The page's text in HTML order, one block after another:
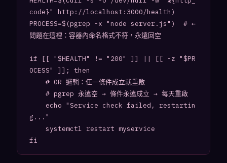
code}" http://localhost:3000/health)
PROCESS=$(pgrep -x "node server.js")  # ←
問題在這裡：容器內命名格式不符，永遠回空
if [[ "$HEALTH" != "200" ]] || [[ -z "$PR
OCESS" ]]; then
g..."
fi